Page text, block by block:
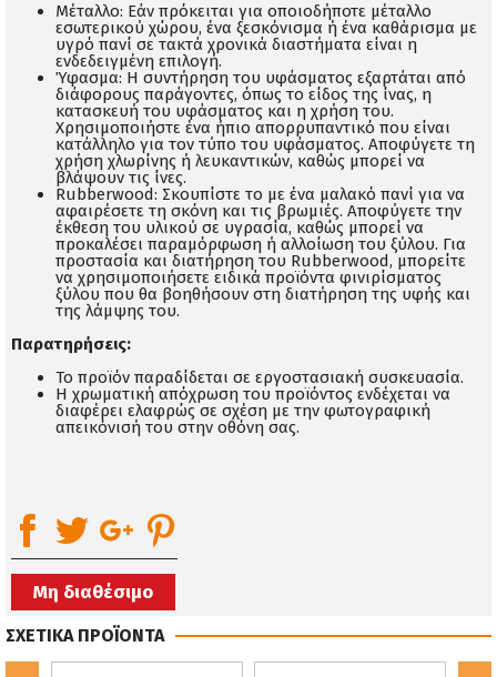
Μέταλλο: Εάν πρόκειται για οποιοδήποτε μέταλλο
εσωτερικού χώρου, ένα ξεσκόνισμα ή ένα καθάρισμα με
υγρό πανί σε τακτά χρονικά διαστήματα είναι η
ενδεδειγμένη επιλογή.
Ύφασμα: Η συντήρηση του υφάσματος εξαρτάται από
διάφορους παράγοντες, όπως το είδος της ίνας, η
κατασκευή του υφάσματος και η χρήση του.
Χρησιμοποιήστε ένα ήπιο απορρυπαντικό που είναι
κατάλληλο για τον τύπο του υφάσματος. Αποφύγετε τη
χρήση χλωρίνης ή λευκαντικών, καθώς μπορεί να
βλάψουν τις ίνες.
Rubberwood: Σκουπίστε το με ένα μαλακό πανί για να
αφαιρέσετε τη σκόνη και τις βρωμιές. Aποφύγετε την
έκθεση του υλικού σε υγρασία, καθώς μπορεί να
προκαλέσει παραμόρφωση ή αλλοίωση του ξύλου. Για
προστασία και διατήρηση του Rubberwood, μπορείτε
να χρησιμοποιήσετε ειδικά προϊόντα φινιρίσματος
ξύλου που θα βοηθήσουν στη διατήρηση της υφής και
της λάμψης του.
Παρατηρήσεις:
Το προϊόν παραδίδεται σε εργοστασιακή συσκευασία.
Η χρωματική απόχρωση του προϊόντος ενδέχεται να
διαφέρει ελαφρώς σε σχέση με την φωτογραφική
απεικόνισή του στην οθόνη σας.
Μη διαθέσιμο
ΣΧΕΤΙΚΑ ΠΡΟΪΟΝΤΑ